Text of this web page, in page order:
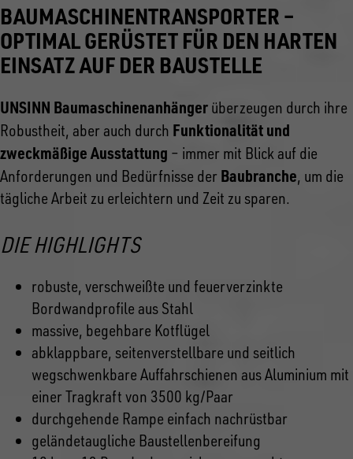
BAUMASCHINENTRANSPORTER –
OPTIMAL GERÜSTET FÜR DEN HARTEN
EINSATZ AUF DER BAUSTELLE
UNSINN Baumaschinenanhänger überzeugen durch ihre
Robustheit, aber auch durch Funktionalität und
zweckmäßige Ausstattung – immer mit Blick auf die
Anforderungen und Bedürfnisse der Baubranche, um die
tägliche Arbeit zu erleichtern und Zeit zu sparen.
DIE HIGHLIGHTS
robuste, verschweißte und feuerverzinkte
Bordwandprofile aus Stahl
massive, begehbare Kotflügel
abklappbare, seitenverstellbare und seitlich
wegschwenkbare Auffahrschienen aus Aluminium mit
einer Tragkraft von 3500 kg/Paar
durchgehende Rampe einfach nachrüstbar
geländetaugliche Baustellenbereifung